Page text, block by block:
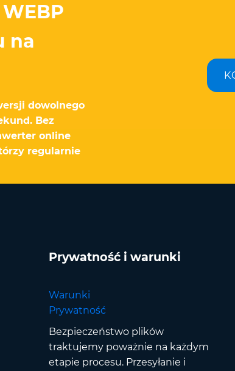
na
dowolnego
Bez
online
regularnie
Prywatność i warunki
Warunki
Prywatność
Bezpieczeństwo plików
traktujemy poważnie na każdym
etapie procesu. Przesyłanie i